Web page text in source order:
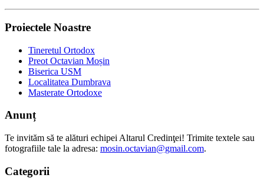
Proiectele Noastre
Tineretul Ortodox
Preot Octavian Moșin
Biserica USM
Localitatea Dumbrava
Masterate Ortodoxe
Anunț
Te invităm să te alături echipei Altarul Credinţei! Trimite textele sau
fotografiile tale la adresa: mosin.octavian@gmail.com.
Categorii